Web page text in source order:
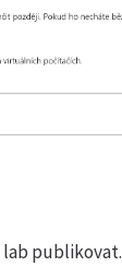
lab publikovat.